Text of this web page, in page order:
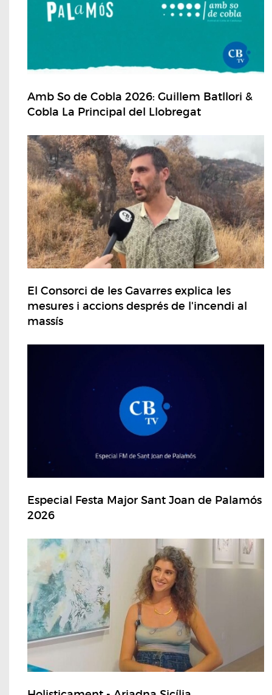
Amb So de Cobla 2026: Guillem Batllori &
Cobla La Principal del Llobregat
El Consorci de les Gavarres explica les
mesures i accions després de l'incendi al
massís
Especial Festa Major Sant Joan de Palamós
2026